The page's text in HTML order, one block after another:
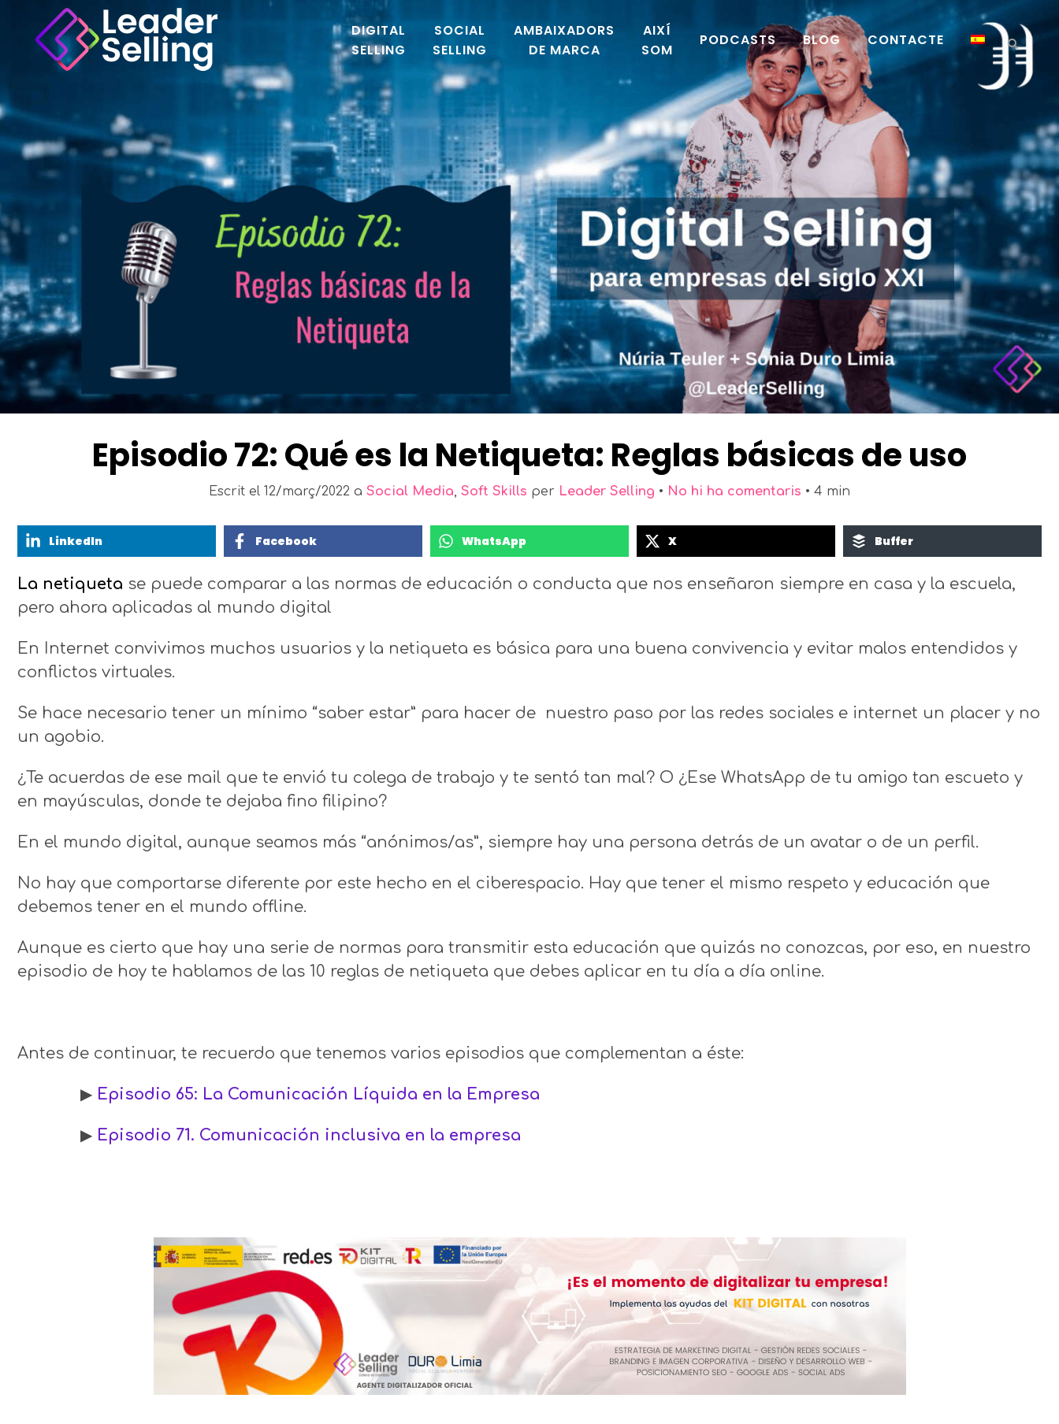
DIGITAL
SELLING
SOCIAL
SELLING
AMBAIXADORS
DE MARCA
AIXÍ
SOM
PODCASTS BLOG CONTACTE
Episodio 72: Qué es la Netiqueta: Reglas básicas de uso
Escrit el 12/març/2022 a Social Media, Soft Skills per Leader Selling • No hi ha comentaris • 4 min
LinkedIn Facebook WhatsApp X Buffer
La netiqueta se puede comparar a las normas de educación o conducta que nos enseñaron siempre en casa y la escuela,
pero ahora aplicadas al mundo digital
En Internet convivimos muchos usuarios y la netiqueta es básica para una buena convivencia y evitar malos entendidos y
conflictos virtuales.
Se hace necesario tener un mínimo “saber estar” para hacer de nuestro paso por las redes sociales e internet un placer y no
un agobio.
¿Te acuerdas de ese mail que te envió tu colega de trabajo y te sentó tan mal? O ¿Ese WhatsApp de tu amigo tan escueto y
en mayúsculas, donde te dejaba fino filipino?
En el mundo digital, aunque seamos más “anónimos/as”, siempre hay una persona detrás de un avatar o de un perfil.
No hay que comportarse diferente por este hecho en el ciberespacio. Hay que tener el mismo respeto y educación que
debemos tener en el mundo offline.
Aunque es cierto que hay una serie de normas para transmitir esta educación que quizás no conozcas, por eso, en nuestro
episodio de hoy te hablamos de las 10 reglas de netiqueta que debes aplicar en tu día a día online.
Antes de continuar, te recuerdo que tenemos varios episodios que complementan a éste:
▶ Episodio 65: La Comunicación Líquida en la Empresa
▶ Episodio 71. Comunicación inclusiva en la empresa